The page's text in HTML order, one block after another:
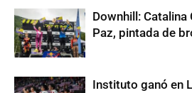
Downhill: Catalina
Paz, pintada de
Instituto ganó en